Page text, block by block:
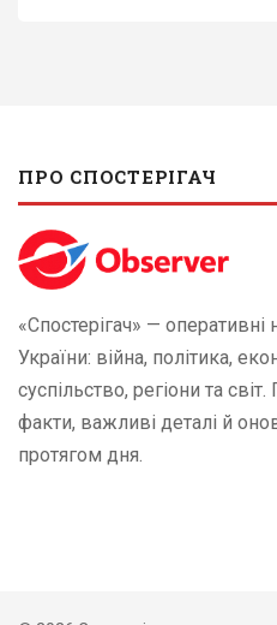
ПРО СПОСТЕРІГАЧ
«Спостерігач» — оперативні
України: війна, політика,
суспільство, регіони та світ.
факти, важливі деталі й
протягом дня.